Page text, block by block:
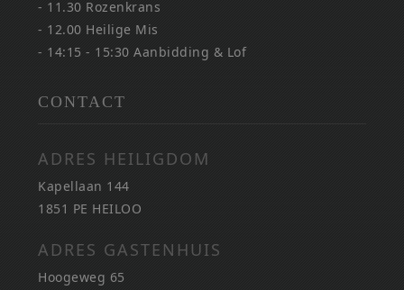
- 11.30 Rozenkrans
- 12.00 Heilige Mis
- 14:15 - 15:30 Aanbidding & Lof
CONTACT
ADRES HEILIGDOM
Kapellaan 144
1851 PE HEILOO
ADRES GASTENHUIS
Hoogeweg 65